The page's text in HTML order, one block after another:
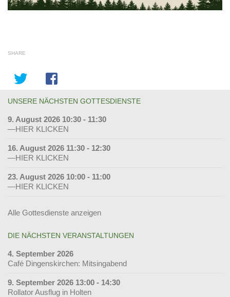
SHARE
UNSERE NÄCHSTEN GOTTESDIENSTE
9. August 2026 10:30 - 11:30
—HIER KLICKEN
16. August 2026 11:30 - 12:30
—HIER KLICKEN
23. August 2026 10:00 - 11:00
—HIER KLICKEN
Alle Gottesdienste anzeigen
DIE NÄCHSTEN VERANSTALTUNGEN
4. September 2026
Café Dingenskirchen: Mitsingabend
9. September 2026 13:00 - 14:30
Rollator Ausflug in Holten